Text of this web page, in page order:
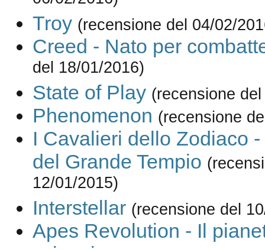
Troy (recensione del 04/02/
Creed - Nato per
del 18/01/2016)
State of Play (recensione
Phenomenon (recensione
I Cavalieri dello Zodiaco
del Grande Tempio
12/01/2015)
Interstellar (recensione del
Apes Revolution - Il